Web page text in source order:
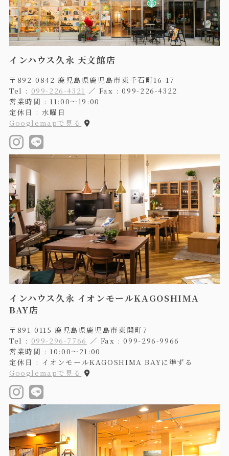
インハウス久永 天文館店
〒892-0842 鹿児島県鹿児島市東千石町16-17
Tel : 099-226-4321 ／ Fax : 099-226-4322
営業時間 : 11:00〜19:00
定休日 : 水曜日
Googlemapで見る
インハウス久永 イオンモールKAGOSHIMA
BAY店
〒891-0115 鹿児島県鹿児島市東開町7
Tel : 099-296-7766 ／ Fax : 099-296-9966
営業時間 : 10:00〜21:00
定休日 : イオンモールKAGOSHIMA BAYに準ずる
Googlemapで見る